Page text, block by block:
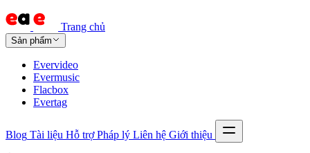
Trang chủ
Sản phẩm
Evervideo
Evermusic
Flacbox
Evertag
Blog Tài liệu Hỗ trợ Pháp lý Liên hệ Giới thiệu